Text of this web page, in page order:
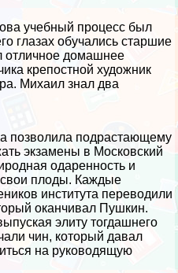
учебный процесс был
глазах обучались старшие
отличное домашнее
крепостной художник
Михаил знал два
позволила подрастающему
экзамены в Московский
одаренность и
свои плоды. Каждые
института переводили
оканчивал Пушкин.
элиту тогдашнего
чин, который давал
на руководящую